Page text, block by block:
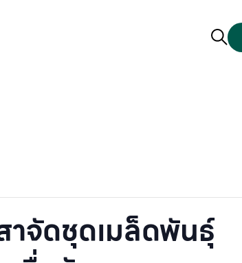
าจัดชุดเมล็ดพันธุ์